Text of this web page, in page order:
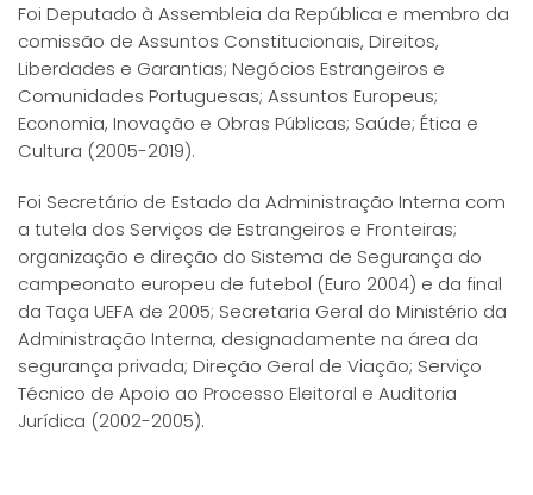
Foi Deputado à Assembleia da República e membro da
comissão de Assuntos Constitucionais, Direitos,
Liberdades e Garantias; Negócios Estrangeiros e
Comunidades Portuguesas; Assuntos Europeus;
Economia, Inovação e Obras Públicas; Saúde; Ética e
Cultura (2005-2019).
Foi Secretário de Estado da Administração Interna com
a tutela dos Serviços de Estrangeiros e Fronteiras;
organização e direção do Sistema de Segurança do
campeonato europeu de futebol (Euro 2004) e da final
da Taça UEFA de 2005; Secretaria Geral do Ministério da
Administração Interna, designadamente na área da
segurança privada; Direção Geral de Viação; Serviço
Técnico de Apoio ao Processo Eleitoral e Auditoria
Jurídica (2002-2005).